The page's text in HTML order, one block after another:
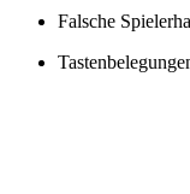
Falsche